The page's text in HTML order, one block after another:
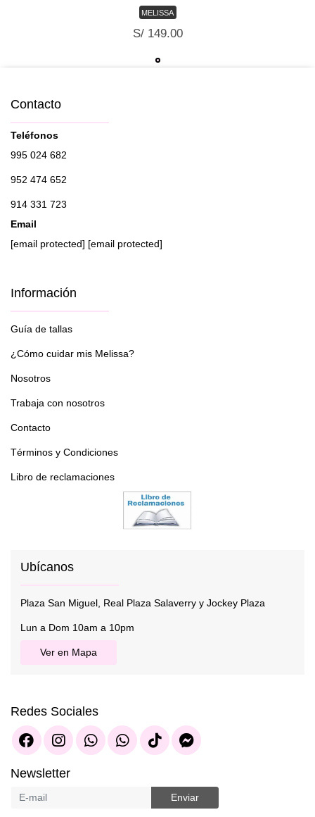
MELISSA
S/ 149.00
Contacto
Teléfonos
995 024 682
952 474 652
914 331 723
Email
[email protected] [email protected]
Información
Guía de tallas
¿Cómo cuidar mis Melissa?
Nosotros
Trabaja con nosotros
Contacto
Términos y Condiciones
Libro de reclamaciones
Ubícanos
Plaza San Miguel, Real Plaza Salaverry y Jockey Plaza
Lun a Dom 10am a 10pm
Ver en Mapa
Redes Sociales
Newsletter
Enviar